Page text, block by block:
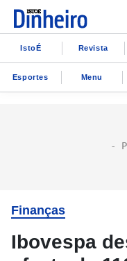
IstoÉ Revista
Esportes Menu
Finanças
Ibovespa